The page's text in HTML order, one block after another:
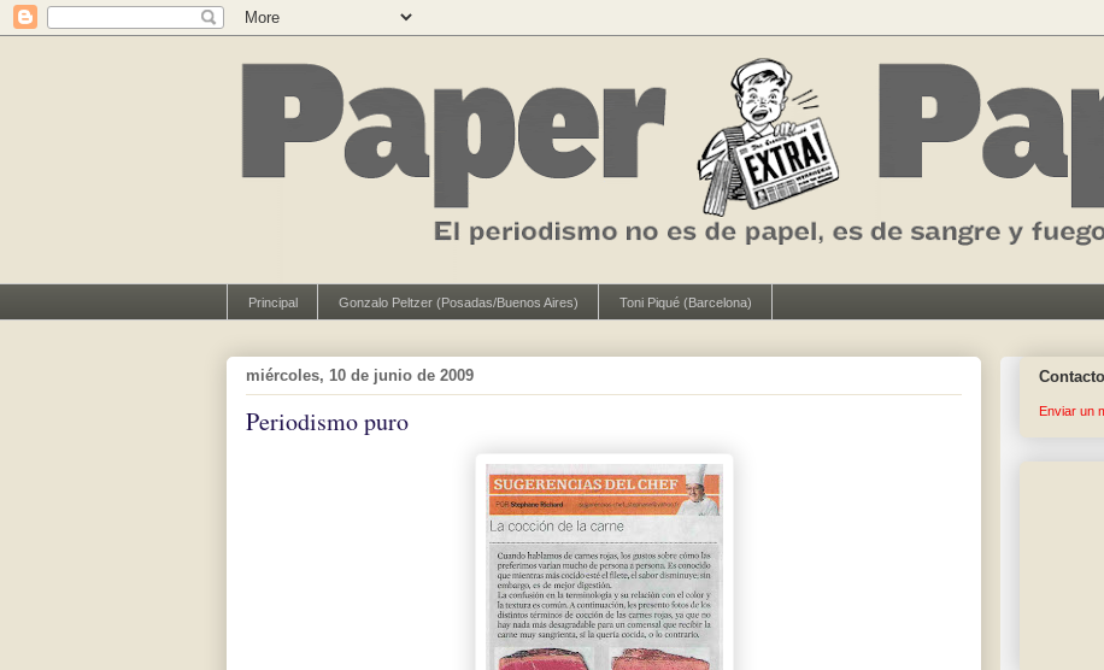
Principal Gonzalo Peltzer (Posadas/Buenos Aires) Toni Piqué (Barcelona)
miércoles, 10 de junio de 2009
Periodismo puro
Contacto
Enviar un